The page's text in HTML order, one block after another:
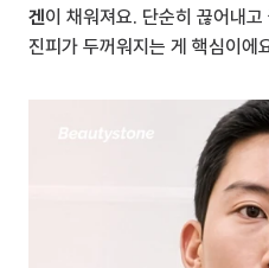
겐이 채워져요. 단순히 끊어내
진피가 두꺼워지는 게 핵심이에